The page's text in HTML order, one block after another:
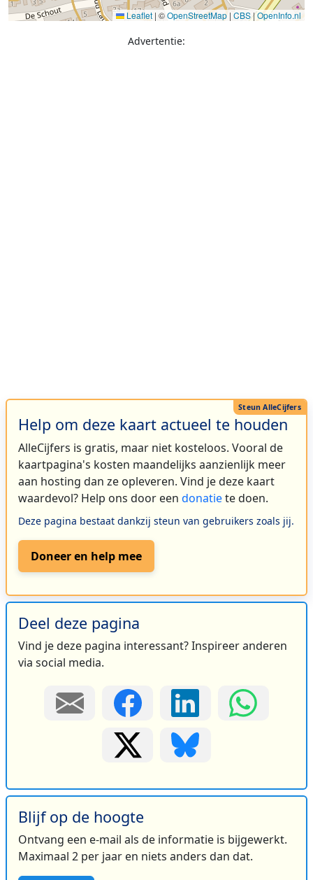
Leaflet | ©OpenStreetMap | CBS|OpenInfo.nl
Advertentie:
Help om deze kaart actueel te houden
AlleCijfers is gratis, maar niet kosteloos. Vooral de
kaartpagina's kosten maandelijks aanzienlijk meer
aan hosting dan ze opleveren. Vind je deze kaart
waardevol? Help ons door een donatiete doen.
Deze pagina bestaat dankzij steun van gebruikers zoals jij.
Doneer en help mee
Deel deze pagina
Vind je deze pagina interessant? Inspireer anderen
via social media.
Blijf op de hoogte
Ontvang een e-mail als de informatie is bijgewerkt.
Maximaal 2 per jaar en niets anders dan dat.